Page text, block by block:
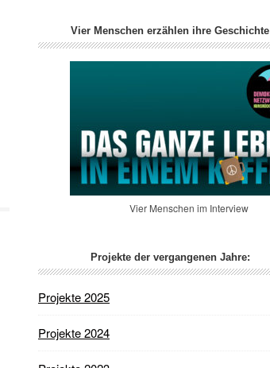
Vier Menschen erzählen ihre Geschichte
Vier Menschen im Interview
Projekte der vergangenen Jahre:
Projekte 2025
Projekte 2024